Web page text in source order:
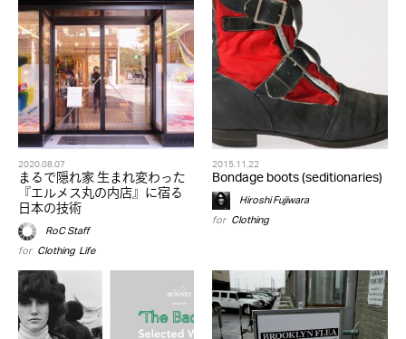
2020.08.07
まるで隠れ家 生まれ変わった
『エルメス丸の内店』に宿る
日本の技術
RoC Staff
for Clothing,Life
2015.11.22
Bondage boots (seditionaries)
Hiroshi Fujiwara
for Clothing